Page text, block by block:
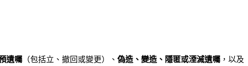
遺囑 （包括立、撤回或變更）、 偽造、變造、隱匿或湮滅遺囑 ，以及